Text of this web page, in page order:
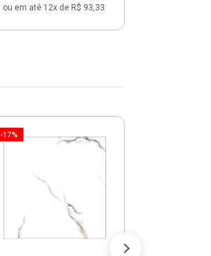
ou em até 12x de R$ 93,33
-17%